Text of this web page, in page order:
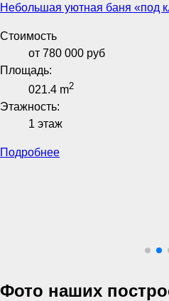
Небольшая уютная баня «под
Стоимость
от 780 000 руб
Площадь:
021.4 m2
Этажность:
1 этаж
Подробнее
Фото наших